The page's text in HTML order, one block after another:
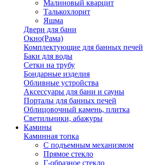
Малиновый кварцит
Талькохлорит
Яшма
Двери для бани
Окно(Рама)
Комплектующие для банных печей
Баки для воды
Сетки на трубу
Бондарные изделия
Обливные устройства
Аксессуары для бани и сауны
Порталы для банных печей
Облицовочный камень, плитка
Светильники, абажуры
Камины
Каминная топка
С подъемным механизмом
Прямое стекло
Г-образное стекло